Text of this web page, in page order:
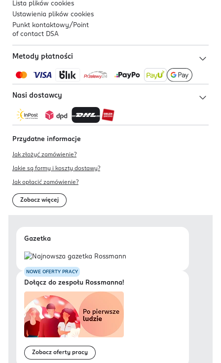
Lista plików cookies
Ustawienia plików cookies
Punkt kontaktowy/ Point
of contact DSA
Metody płatności
Nasi dostawcy
Przydatne informacje
Jak złożyć zamówienie?
Jakie są formy i koszty dostawy?
Jak opłacić zamówienie?
Zobacz więcej
Gazetka
NOWE OFERTY PRACY
Dołącz do zespołu Rossmanna!
Zobacz oferty pracy